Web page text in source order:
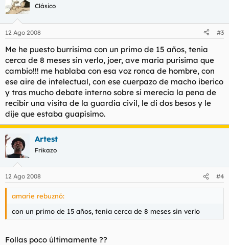
Clásico
12 Ago 2008 #3
Me he puesto burrisima con un primo de 15 años, tenia
cerca de 8 meses sin verlo, joer, ave maria purisima que
cambio!!! me hablaba con esa voz ronca de hombre, con
ese aire de intelectual, con ese cuerpazo de macho iberico
y tras mucho debate interno sobre si merecia la pena de
recibir una visita de la guardia civil, le di dos besos y le
dije que estaba guapísimo.
Artest
Frikazo
12 Ago 2008 #4
amarie rebuznó:
con un primo de 15 años, tenia cerca de 8 meses sin verlo
Follas poco últimamente ??